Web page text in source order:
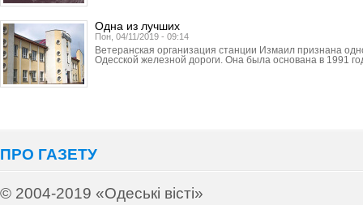
Одна из лучших
Пон, 04/11/2019 - 09:14
Ветеранская организация станции Измаил признана
Одесской железной дороги. Она была основана в 1991
ПРО ГАЗЕТУ
© 2004-2019 «Одеські вісті»